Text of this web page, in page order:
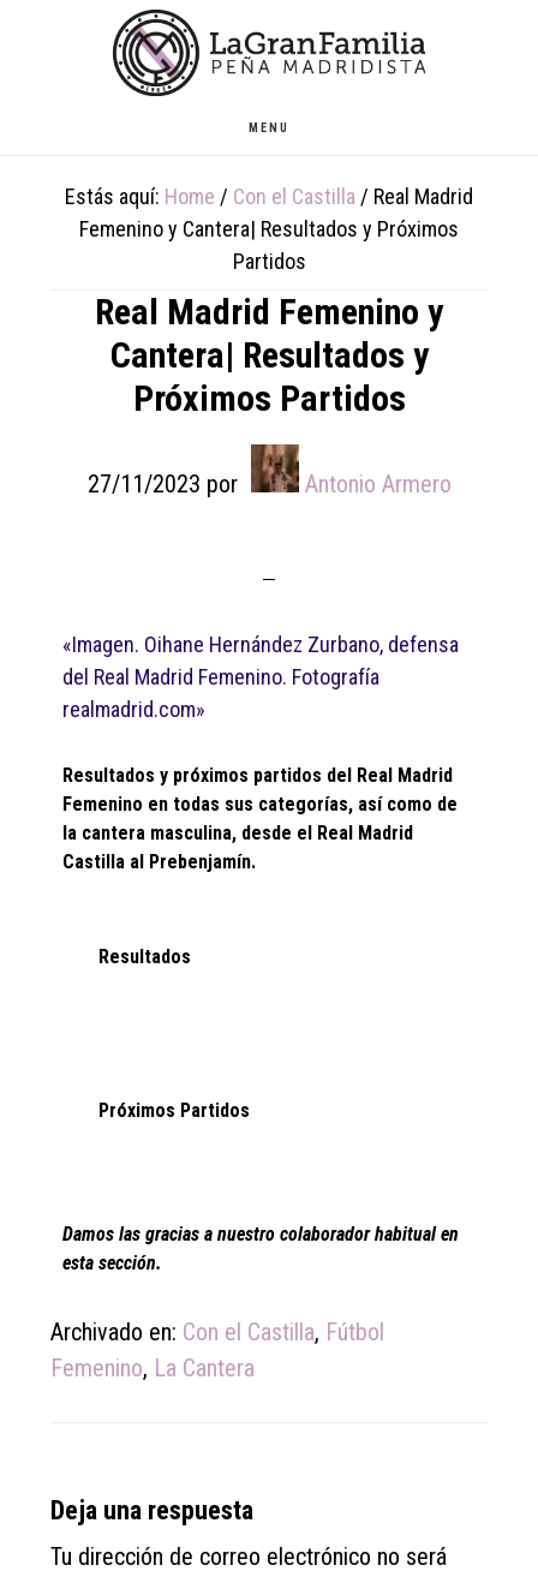
MENU
Estás aquí: Home / Con el Castilla / Real Madrid
Femenino y Cantera| Resultados y Próximos
Partidos
Real Madrid Femenino y
Cantera| Resultados y
Próximos Partidos
27/11/2023 por Antonio Armero
«Imagen. Oihane Hernández Zurbano, defensa
del Real Madrid Femenino. Fotografía
realmadrid.com»
Resultados y próximos partidos del Real Madrid
Femenino en todas sus categorías, así como de
la cantera masculina, desde el Real Madrid
Castilla al Prebenjamín.
Resultados
Próximos Partidos
Damos las gracias a nuestro colaborador habitual en
esta sección.
Archivado en: Con el Castilla, Fútbol
Femenino, La Cantera
Reader
Interactions
Deja una respuesta
Tu dirección de correo electrónico no será